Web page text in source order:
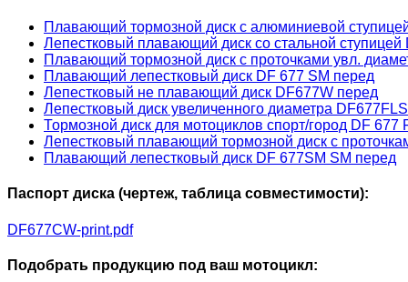
Плавающий тормозной диск с алюминиевой
Лепестковый плавающий диск со стальной ступицей
Плавающий тормозной диск с проточками увл.
Плавающий лепестковый диск DF 677 SM перед
Лепестковый не плавающий диск DF677W перед
Лепестковый диск увеличенного диаметра
Тормозной диск для мотоциклов спорт/город DF 677
Лепестковый плавающий тормозной диск с
Плавающий лепестковый диск DF 677SM SM перед
Паспорт диска (чертеж, таблица совместимости):
DF677CW-print.pdf
Подобрать продукцию под ваш мотоцикл: